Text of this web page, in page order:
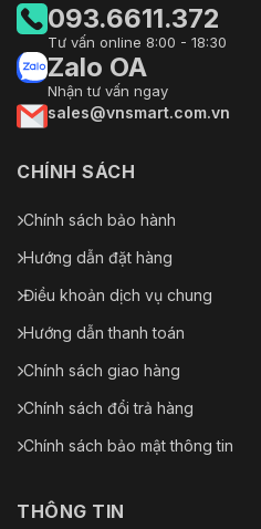
093.6611.372
Tư vấn online 8:00 - 18:30
Zalo OA
Nhận tư vấn ngay
sales@vnsmart.com.vn
CHÍNH SÁCH
Chính sách bảo hành
Hướng dẫn đặt hàng
Điều khoản dịch vụ chung
Hướng dẫn thanh toán
Chính sách giao hàng
Chính sách đổi trả hàng
Chính sách bảo mật thông tin
THÔNG TIN